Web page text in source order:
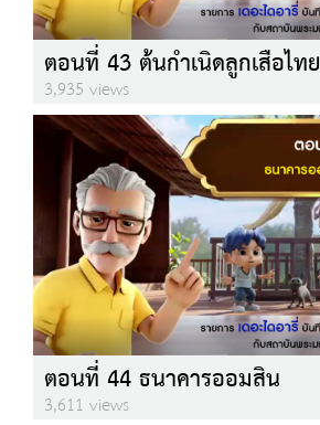
ตอนที่ 43 ต้นกำเนิดลูกเสือไทย
3,935 views
ตอนที่ 44 ธนาคารออมสิน
3,611 views